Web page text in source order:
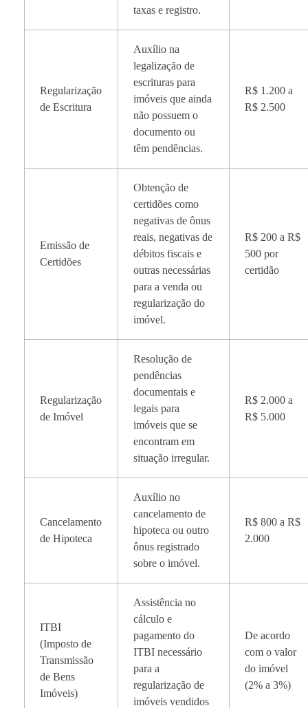
taxas e registro.
Regularização
de Escritura
Auxílio na
legalização de
escrituras para
imóveis que ainda
não possuem o
documento ou
têm pendências.
R$ 1.200 a
R$ 2.500
Emissão de
Certidões
Obtenção de
certidões como
negativas de ônus
reais, negativas de
débitos fiscais e
outras necessárias
para a venda ou
regularização do
imóvel.
R$ 200 a R$
500 por
certidão
Regularização
de Imóvel
Resolução de
pendências
documentais e
legais para
imóveis que se
encontram em
situação irregular.
R$ 2.000 a
R$ 5.000
Cancelamento
de Hipoteca
Auxílio no
cancelamento de
hipoteca ou outro
ônus registrado
sobre o imóvel.
R$ 800 a R$
2.000
ITBI
(Imposto de
Transmissão
de Bens
Imóveis)
Assistência no
cálculo e
pagamento do
ITBI necessário
para a
regularização de
imóveis vendidos
De acordo
com o valor
do imóvel
(2% a 3%)